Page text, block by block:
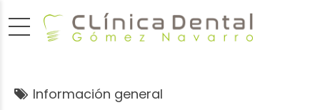
Información general